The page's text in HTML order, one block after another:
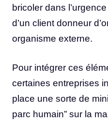
bricoler dans
d’un client donneur
organisme externe.
Pour intégrer ces
certaines entreprises
place une sorte de
parc humain” sur la